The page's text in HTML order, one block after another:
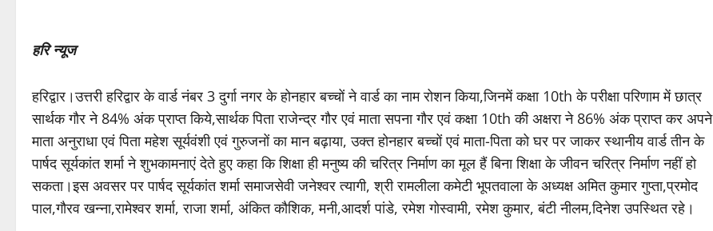
हरि न्यूज
हरिद्वार।उत्तरी हरिद्वार के वार्ड नंबर 3 दुर्गा नगर के होनहार बच्चों ने वार्ड का नाम रोशन किया,जिनमें कक्षा 10th के परीक्षा परिणाम में छात्र
सार्थक गौर ने 84% अंक प्राप्त किये,सार्थक पिता राजेन्द्र गौर एवं माता सपना गौर एवं कक्षा 10th की अक्षरा ने 86% अंक प्राप्त कर अपने
माता अनुराधा एवं पिता महेश सूर्यवंशी एवं गुरुजनों का मान बढ़ाया, उक्त होनहार बच्चों एवं माता-पिता को घर पर जाकर स्थानीय वार्ड तीन के
पार्षद सूर्यकांत शर्मा ने शुभकामनाएं देते हुए कहा कि शिक्षा ही मनुष्य की चरित्र निर्माण का मूल हैं बिना शिक्षा के जीवन चरित्र निर्माण नहीं हो
सकता।इस अवसर पर पार्षद सूर्यकांत शर्मा समाजसेवी जनेश्वर त्यागी, श्री रामलीला कमेटी भूपतवाला के अध्यक्ष अमित कुमार गुप्ता,प्रमोद
पाल,गौरव खन्ना,रामेश्वर शर्मा, राजा शर्मा, अंकित कौशिक, मनी,आदर्श पांडे, रमेश गोस्वामी, रमेश कुमार, बंटी नीलम,दिनेश उपस्थित रहे।